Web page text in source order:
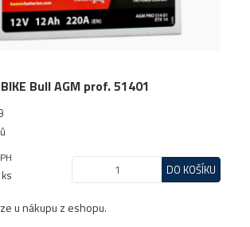
Bull AGM prof. 51401
DO KOŠÍKU
u nákupu z eshopu.